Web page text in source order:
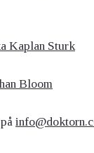
Kaplan Sturk
Bloom